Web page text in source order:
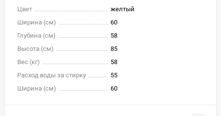
Цвет
желтый
Ширина (см)
60
Глубина (см)
58
Высота (см)
85
Вес (кг)
58
Расход воды за стирку
55
Ширина (см)
60